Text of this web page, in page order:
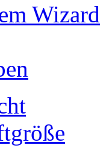
Wizard